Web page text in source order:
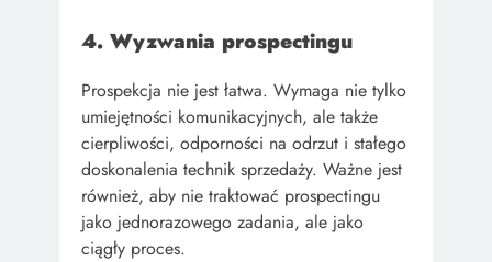
4. Wyzwania prospectingu
Prospekcja nie jest łatwa. Wymaga nie tylko
umiejętności komunikacyjnych, ale także
cierpliwości, odporności na odrzut i stałego
doskonalenia technik sprzedaży. Ważne jest
również, aby nie traktować prospectingu
jako jednorazowego zadania, ale jako
ciągły proces.